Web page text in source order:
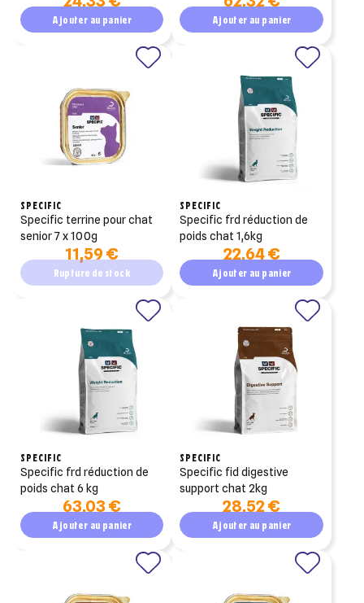
Ajouter au panier Ajouter au panier
SPECIFIC
specific terrine pour chat
senior 7 x 100g
11,59 €
Rupture de stock
SPECIFIC
specific frd réduction de
poids chat 1,6kg
22,64 €
Ajouter au panier
SPECIFIC
specific frd réduction de
poids chat 6 kg
63,03 €
Ajouter au panier
SPECIFIC
specific fid digestive
support chat 2kg
28,52 €
Ajouter au panier